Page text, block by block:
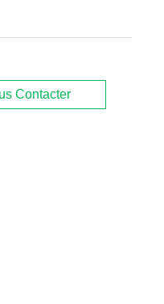
Contacter